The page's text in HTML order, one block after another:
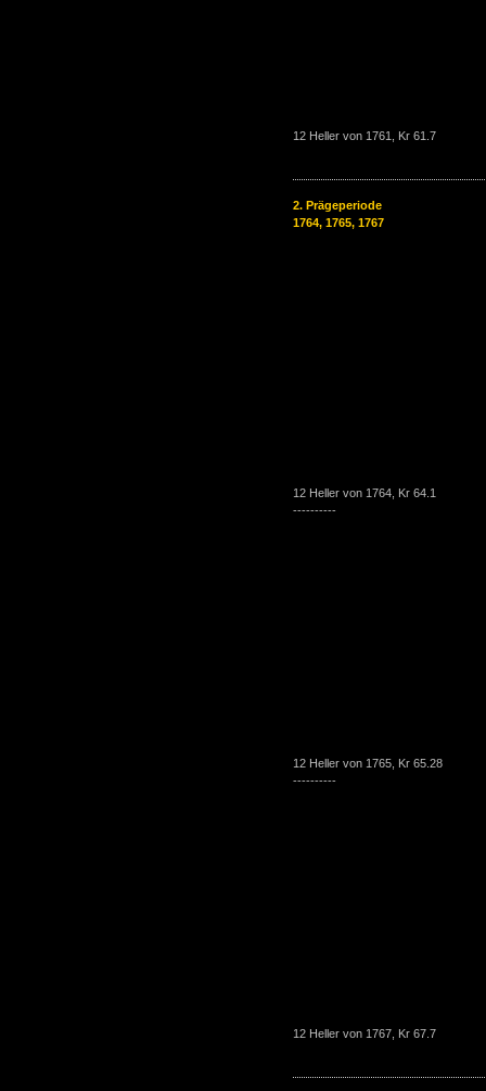
12 Heller von 1761, Kr 61.7
2. Prägeperiode
1764, 1765, 1767
12 Heller von 1764, Kr 64.1
----------
12 Heller von 1765, Kr 65.28
----------
12 Heller von 1767, Kr 67.7